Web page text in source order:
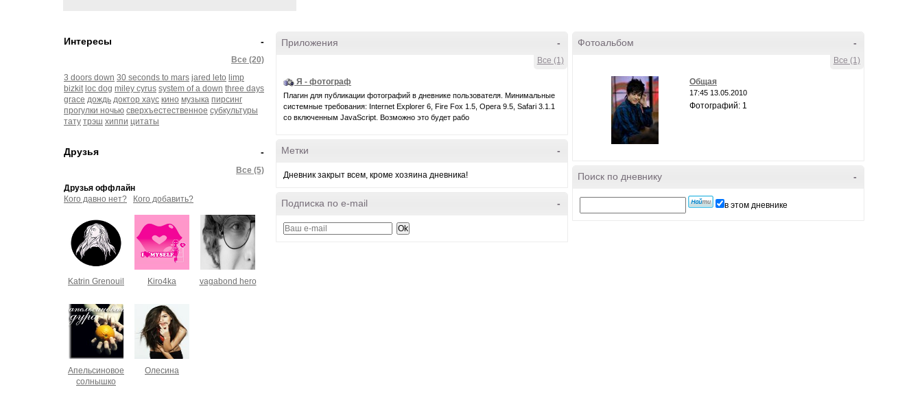
-
Интересы
Все (20)
3 doors down 30 seconds to mars jared leto limp
bizkit loc dog miley cyrus system of a down three days
grace дождь доктор хаус кино музыка пирсинг
прогулки ночью сверхъестественное субкультуры
тату трэш хиппи цитаты
-
Друзья
Все (5)
Друзья оффлайн
Кого давно нет?
Кого добавить?
Katrin Grenouil Kiro4ka vagabond hero
Апельсиновое
солнышко
Олесина
-
Приложения
Все (1)
Я - фотограф
Плагин для публикации фотографий в дневнике пользователя. Минимальные
системные требования: Internet Explorer 6, Fire Fox 1.5, Opera 9.5, Safari 3.1.1
со включенным JavaScript. Возможно это будет рабо
-
Метки
Дневник закрыт всем, кроме хозяина дневника!
-
Подписка по e-mail
-
Фотоальбом
Все (1)
Общая
17:45 13.05.2010
Фотографий: 1
-
Поиск по дневнику
в этом дневнике